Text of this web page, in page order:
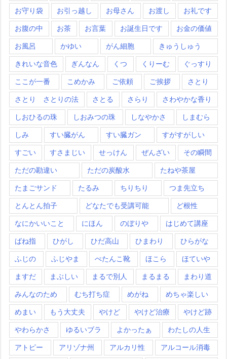
お守り袋 お引っ越し お母さん お渡し お礼です
お腹の中 お茶 お言葉 お誕生日です お金の価値
お風呂 かゆい がん細胞 きゅうしゅう
きれいな音色 ぎんなん くつ くりーむ ぐっすり
ここが一番 こめかみ ご依頼 ご挨拶 さとり
さとり さとりの法 さとる さらり さわやかな香り
しおひるの珠 しおみつの珠 しなやかさ しまむら
しみ すい臓がん すい臓ガン すがすがしい
すごい すさまじい せっけん ぜんざい その瞬間
ただの勘違い ただの炭酸水 たねや茶屋
たまごサンド たるみ ちりちり つま先立ち
とんとん拍子 どなたでも受講可能 ど根性
なにかいいこと にほん のぼりや はじめて講座
ばね指 ひがし ひだ高山 ひまわり ひらがな
ふじの ふじやま ぺたんこ靴 ほこら ほていや
ますだ まぶしい まるで別人 まるまる まわり道
みんなのため むち打ち症 めがね めちゃ楽しい
めまい もう大丈夫 やけど やけど治療 やけど跡
やわらかさ ゆるいブラ よかったぁ わたしの人生
アトピー アリゾナ州 アルカリ性 アルコール消毒